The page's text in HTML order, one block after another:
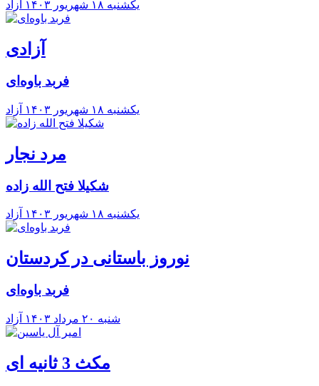
يکشنبه ۱۸ شهريور ۱۴۰۳ آزاد
آزادی
فربد باوه‌ای
يکشنبه ۱۸ شهريور ۱۴۰۳ آزاد
مرد نجار
شکیلا فتح الله زاده
يکشنبه ۱۸ شهريور ۱۴۰۳ آزاد
نوروز باستانی در کردستان
فربد باوه‌ای
شنبه ۲۰ مرداد ۱۴۰۳ آزاد
مکث 3 ثانیه ای